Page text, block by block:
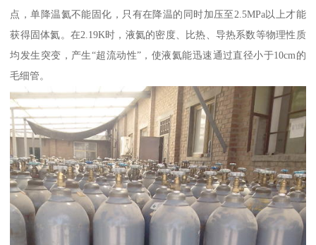
点，单降温氦不能固化，只有在降温的同时加压至2.5MPa以上才能
获得固体氦。在2.19K时，液氦的密度、比热、导热系数等物理性质
均发生突变，产生“超流动性”，使液氦能迅速通过直径小于10cm的
毛细管。